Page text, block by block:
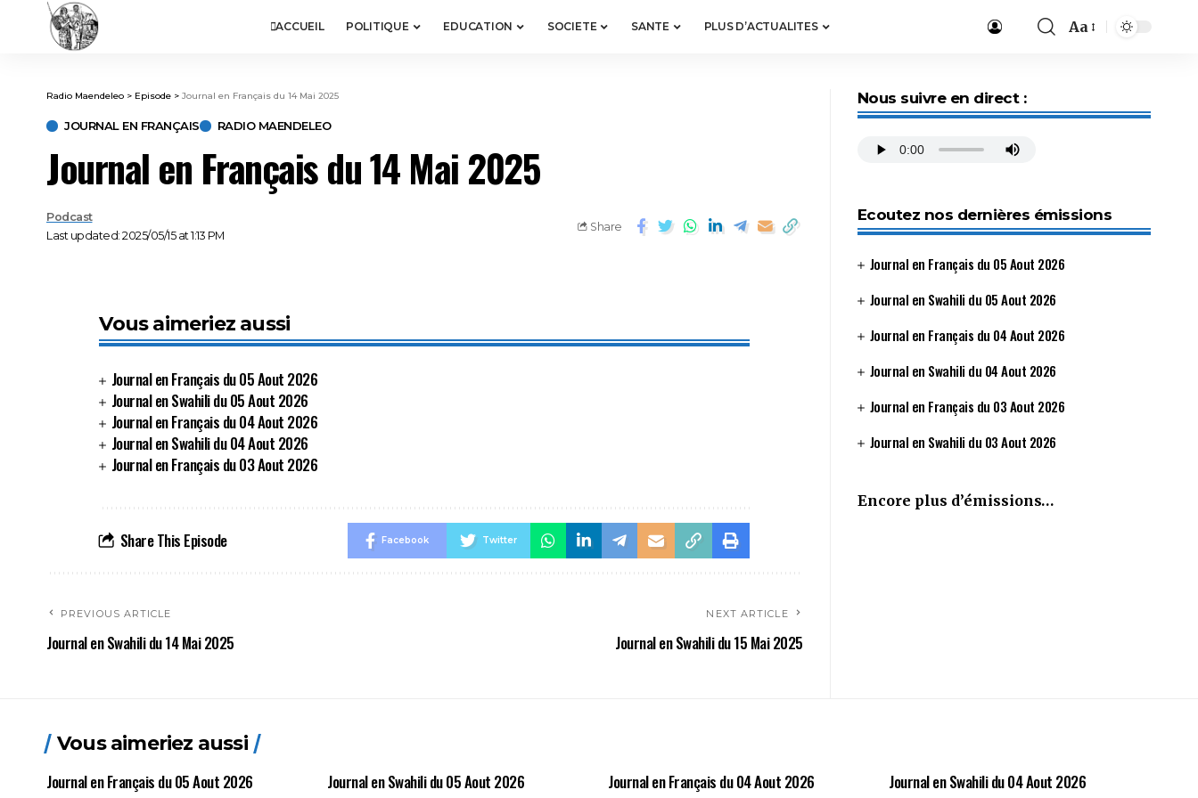
ACCUEIL POLITIQUE EDUCATION SOCIETE SANTE PLUS D’ACTUALITES Aa
Radio Maendeleo > Episode > Journal en Français du 14 Mai 2025
JOURNAL EN FRANÇAIS RADIO MAENDELEO
Journal en Français du 14 Mai 2025
Last updated: 2025/05/15 at 1:13 PM
Podcast
Share
Vous aimeriez aussi
Journal en Français du 05 Aout 2026
Journal en Swahili du 05 Aout 2026
Journal en Français du 04 Aout 2026
Journal en Swahili du 04 Aout 2026
Journal en Français du 03 Aout 2026
Share This Episode Facebook Twitter
PREVIOUS ARTICLE
Journal en Swahili du 14 Mai 2025
NEXT ARTICLE
Journal en Swahili du 15 Mai 2025
Nous suivre en direct :
Ecoutez nos dernières émissions
Journal en Français du 05 Aout 2026
Journal en Swahili du 05 Aout 2026
Journal en Français du 04 Aout 2026
Journal en Swahili du 04 Aout 2026
Journal en Français du 03 Aout 2026
Journal en Swahili du 03 Aout 2026
Encore plus d’émissions…
Vous aimeriez aussi
Journal en Français du 05 Aout 2026 Journal en Swahili du 05 Aout 2026 Journal en Français du 04 Aout 2026 Journal en Swahili du 04 Aout 2026